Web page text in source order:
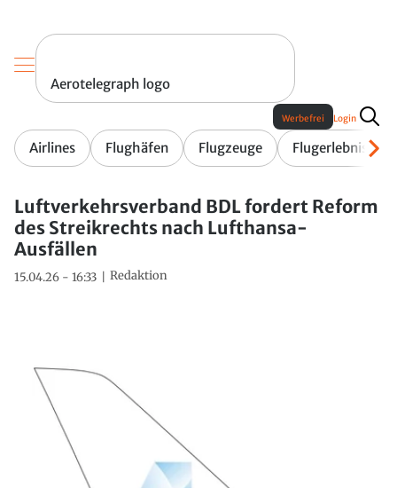
Aerotelegraph logo
Airlines Flughäfen Flugzeuge Flugerlebnis
Werbefrei Login
Luftverkehrsverband BDL fordert Reform
des Streikrechts nach Lufthansa-
Ausfällen
15.04.26 - 16:33 Redaktion